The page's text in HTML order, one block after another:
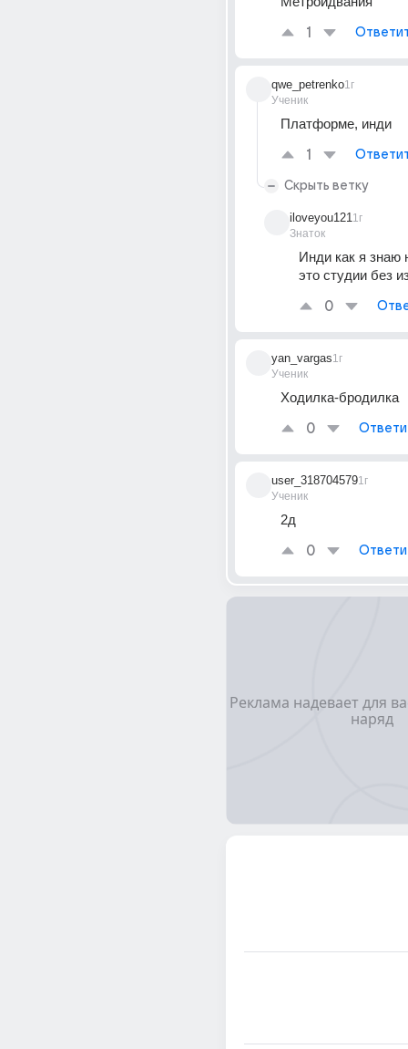
1
qwe_petrenko
Ученик
1г
Платформе, инди
1
Скрыть ветку
iloveyou121
Знаток
1г
Инди как я знаю
это студии без
0
yan_vargas
Ученик
1г
Ходилка-бродилка
0
user_318704579
Ученик
1г
2д
0